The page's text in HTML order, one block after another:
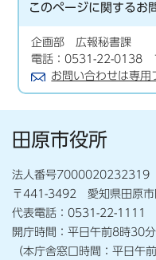
このページに関するお
企画部 広報秘書課
電話：0531-22-0138
お問い合わせは専用
田原市役所
法人番号7000020232319
〒441-3492 愛知県田原市
代表電話：0531-22-1111
開庁時間：平日午前8時30
（本庁舎窓口時間：平日午